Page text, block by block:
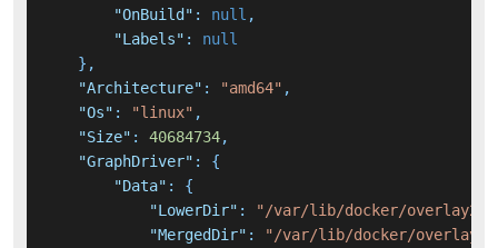
"OnBuild" : null ,
"Labels" :
null
} ,
"Architecture" : "amd64" ,
"Os" : "linux" ,
"Size" : 40684734,
"GraphDriver" :
{
"Data" :
{
"LowerDir" :
"/var/lib/docker/overlay2/
"MergedDir" :
"/var/lib/docker/overlay2/